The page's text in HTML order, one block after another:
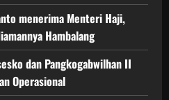
menerima Menteri Haji,
Hambalang
dan Pangkogabwilhan II
Operasional